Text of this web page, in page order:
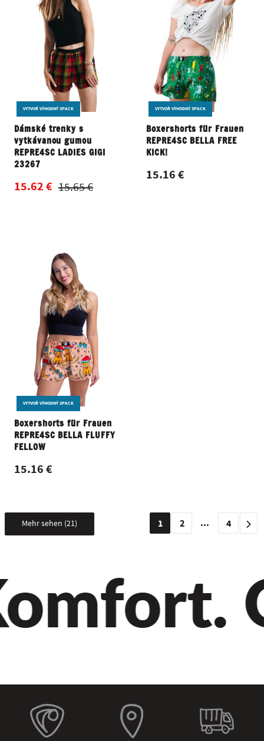
VYTVOŘ VÝHODNÝ 3PACK
Dámské trenky s
vytkávanou gumou
REPRE4SC LADIES GIGI
23267
15.62 € 15.65 €
VYTVOŘ VÝHODNÝ 3PACK
Boxershorts für Frauen
REPRE4SC BELLA FREE
KICK!
15.16 €
VYTVOŘ VÝHODNÝ 3PACK
Boxershorts für Frauen
REPRE4SC BELLA FLUFFY
FELLOW
15.16 €
Mehr sehen (21) 1 2 ... 4